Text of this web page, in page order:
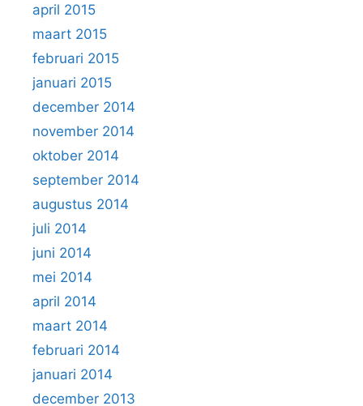
april 2015
maart 2015
februari 2015
januari 2015
december 2014
november 2014
oktober 2014
september 2014
augustus 2014
juli 2014
juni 2014
mei 2014
april 2014
maart 2014
februari 2014
januari 2014
december 2013